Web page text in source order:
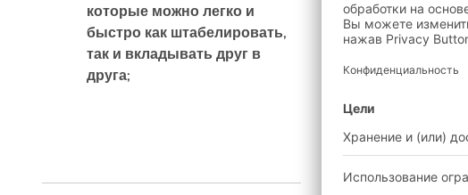
которые можно легко и
быстро как штабелировать,
так и вкладывать друг в
друга;
перевозить
объем и тем
уменьшить